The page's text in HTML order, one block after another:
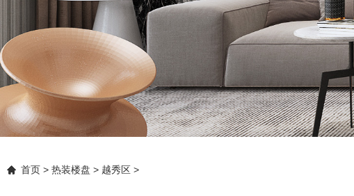
新古典 摩登时代 至慧东方 幻想之家
南沙区
南沙区
首页 > 热装楼盘 > 越秀区 >